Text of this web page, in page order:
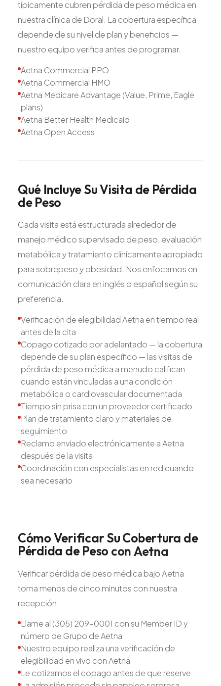
típicamente cubren pérdida de peso médica en
nuestra clínica de Doral. La cobertura específica
depende de su nivel de plan y beneficios —
nuestro equipo verifica antes de programar.
Aetna Commercial PPO
Aetna Commercial HMO
Aetna Medicare Advantage (Value, Prime, Eagle
plans)
Aetna Better Health Medicaid
Aetna Open Access
Qué IncluyeSuVisita de Pérdida
de Peso
Cada visita está estructurada alrededor de
manejo médico supervisado de peso, evaluación
metabólica y tratamiento clínicamente apropiado
para sobrepeso y obesidad. Nos enfocamos en
comunicación clara en inglés o español según su
preferencia.
Verificación de elegibilidad Aetna en tiempo real
antes de la cita
Copago cotizado por adelantado — la cobertura
depende de su plan específico — las visitas de
pérdida de peso médica a menudo califican
cuando están vinculadas a una condición
metabólica o cardiovascular documentada
Tiempo sin prisa con un proveedor certificado
Plan de tratamiento claro y materiales de
seguimiento
Reclamo enviado electrónicamente a Aetna
después de la visita
Coordinación con especialistas en red cuando
sea necesario
CómoVerificarSuCobertura de
Pérdida de Peso conAetna
Verificar pérdida de peso médica bajo Aetna
toma menos de cinco minutos con nuestra
recepción.
Llame al (305) 209-0001 con su Member ID y
número de Grupo de Aetna
Nuestro equipo realiza una verificación de
elegibilidad en vivo con Aetna
Le cotizamos el copago antes de que reserve